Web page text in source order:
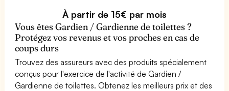
À partir de 15€ par mois
Vous êtes Gardien / Gardienne de toilettes ?
Protégez vos revenus et vos proches en cas de
coups durs
Trouvez des assureurs avec des produits spécialement
conçus pour l'exercice de l'activité de Gardien /
Gardienne de toilettes. Obtenez les meilleurs prix et des